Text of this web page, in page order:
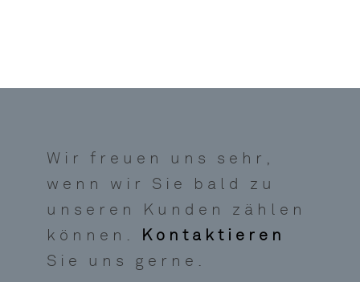
Wir freuen uns sehr,
wenn wir Sie bald zu
unseren Kunden zählen
können. Kontaktieren
Sie uns gerne.